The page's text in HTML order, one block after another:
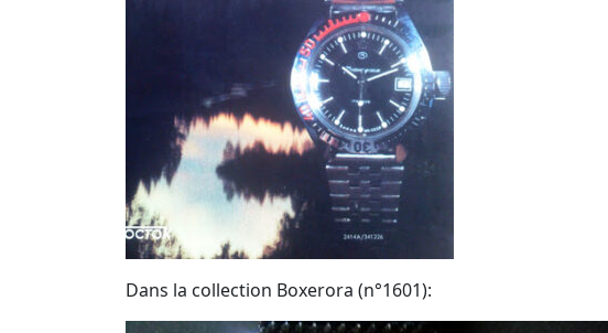
Dans la collection Boxerora (n°1601):